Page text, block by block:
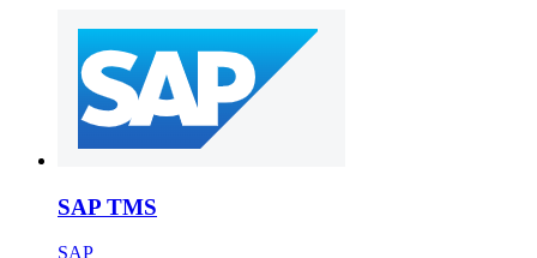
SAP TMS
SAP